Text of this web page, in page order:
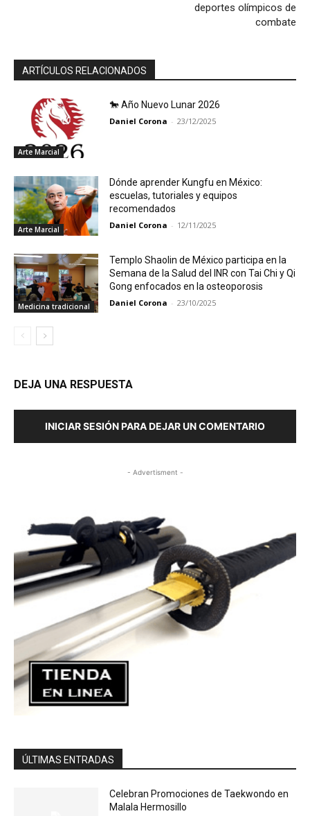
deportes olímpicos de
combate
ARTÍCULOS RELACIONADOS
Arte Marcial
🐎 Año Nuevo Lunar 2026
Daniel Corona - 23/12/2025
Arte Marcial
Dónde aprender Kungfu en México:
escuelas, tutoriales y equipos
recomendados
Daniel Corona - 12/11/2025
Medicina tradicional
Templo Shaolin de México participa en la
Semana de la Salud del INR con Tai Chi y Qi
Gong enfocados en la osteoporosis
Daniel Corona - 23/10/2025
DEJA UNA RESPUESTA
INICIAR SESIÓN PARA DEJAR UN COMENTARIO
- Advertisment -
ÚLTIMAS ENTRADAS
Celebran Promociones de Taekwondo en
Malala Hermosillo